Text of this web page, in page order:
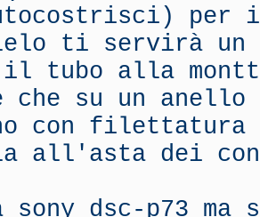
per
ti servirà un
tubo alla
che su un
con filettatura
all'asta dei
sony dsc-p73 ma